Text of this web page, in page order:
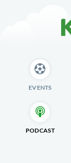
EVENTS
PODCAST